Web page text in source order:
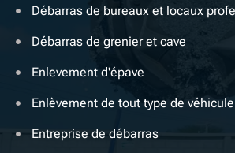
Débarras de bureaux et locaux
Débarras de grenier et cave
Enlevement d'épave
Enlèvement de tout type de véhicule
Entreprise de débarras